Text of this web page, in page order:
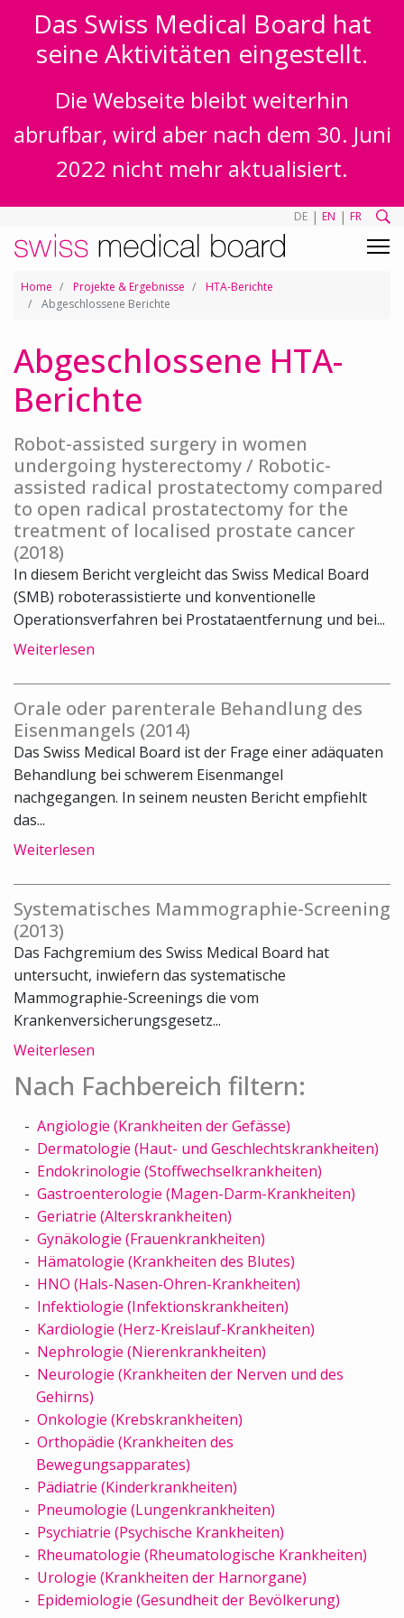
Das Swiss Medical Board hat
seine Aktivitäten eingestellt.
Die Webseite bleibt weiterhin
abrufbar, wird aber nach dem 30. Juni
2022 nicht mehr aktualisiert.
DE | EN | FR
Home Projekte & Ergebnisse
HTA-Berichte
Abgeschlossene Berichte
Abgeschlossene HTA-
Berichte
Robot-assisted surgery in women
undergoing hysterectomy / Robotic-
assisted radical prostatectomy compared
to open radical prostatectomy for the
treatment of localised prostate cancer
(2018)
In diesem Bericht vergleicht das Swiss Medical Board
(SMB) roboterassistierte und konventionelle
Operationsverfahren bei Prostataentfernung und bei...
Weiterlesen
Orale oder parenterale Behandlung des
Eisenmangels (2014)
Das Swiss Medical Board ist der Frage einer adäquaten
Behandlung bei schwerem Eisenmangel
nachgegangen. In seinem neusten Bericht empfiehlt
das...
Weiterlesen
Systematisches Mammographie-Screening
(2013)
Das Fachgremium des Swiss Medical Board hat
untersucht, inwiefern das systematische
Mammographie-Screenings die vom
Krankenversicherungsgesetz...
Weiterlesen
Nach Fachbereich filtern:
Angiologie (Krankheiten der Gefässe)
Dermatologie (Haut- und Geschlechtskrankheiten)
Endokrinologie (Stoffwechselkrankheiten)
Gastroenterologie (Magen-Darm-Krankheiten)
Geriatrie (Alterskrankheiten)
Gynäkologie (Frauenkrankheiten)
Hämatologie (Krankheiten des Blutes)
HNO (Hals-Nasen-Ohren-Krankheiten)
Infektiologie (Infektionskrankheiten)
Kardiologie (Herz-Kreislauf-Krankheiten)
Nephrologie (Nierenkrankheiten)
Neurologie (Krankheiten der Nerven und des
Gehirns)
Onkologie (Krebskrankheiten)
Orthopädie (Krankheiten des
Bewegungsapparates)
Pädiatrie (Kinderkrankheiten)
Pneumologie (Lungenkrankheiten)
Psychiatrie (Psychische Krankheiten)
Rheumatologie (Rheumatologische Krankheiten)
Urologie (Krankheiten der Harnorgane)
Epidemiologie (Gesundheit der Bevölkerung)